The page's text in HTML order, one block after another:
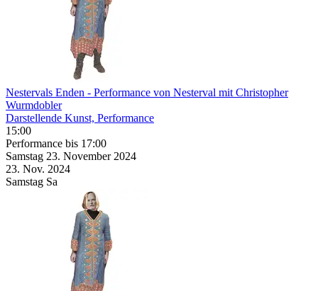
Nestervals Enden - Performance von Nesterval mit Christopher
Wurmdobler
Darstellende Kunst, Performance
15:00
Performance bis 17:00
Samstag 23. November 2024
23. Nov. 2024
Samstag Sa